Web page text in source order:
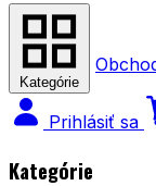
Kategórie
Prihlásiť sa
Kategórie